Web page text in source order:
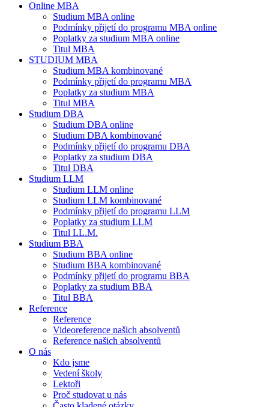
Online MBA
Studium MBA online
Podmínky přijetí do programu MBA online
Poplatky za studium MBA online
Titul MBA
STUDIUM MBA
Studium MBA kombinované
Podmínky přijetí do programu MBA
Poplatky za studium MBA
Titul MBA
Studium DBA
Studium DBA online
Studium DBA kombinované
Podmínky přijetí do programu DBA
Poplatky za studium DBA
Titul DBA
Studium LLM
Studium LLM online
Studium LLM kombinované
Podmínky přijetí do programu LLM
Poplatky za studium LLM
Titul LL.M.
Studium BBA
Studium BBA online
Studium BBA kombinované
Podmínky přijetí do programu BBA
Poplatky za studium BBA
Titul BBA
Reference
Reference
Videoreference našich absolventů
Reference našich absolventů
O nás
Kdo jsme
Vedení školy
Lektoři
Proč studovat u nás